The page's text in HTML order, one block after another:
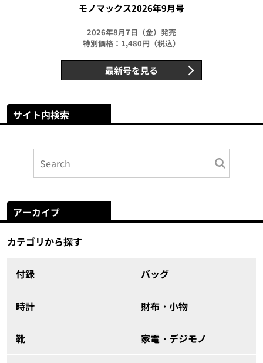
モノマックス2026年9月号
2026年8月7日（金）発売
特別価格：1,480円（税込）
最新号を見る
サイト内検索
アーカイブ
カテゴリから探す
付録 バッグ
時計 財布・小物
靴 家電・デジモノ